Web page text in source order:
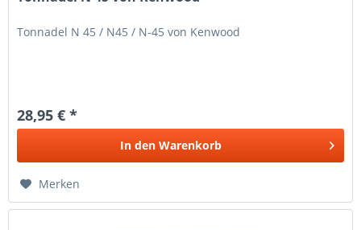
Tonnadel N 45 / N45 / N-45 von Kenwood
28,95 € *
In den Warenkorb
Merken